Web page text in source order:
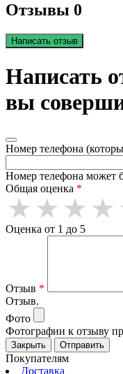
Отзывы 0
Написать отзыв
Написать
вы
Номер телефона
Номер телефона может
Общая оценка *
Оценка от 1 до 5
Отзыв *
Отзыв.
Фото
Фотографии к отзыву
Закрыть Отправить
Покупателям
Доставка